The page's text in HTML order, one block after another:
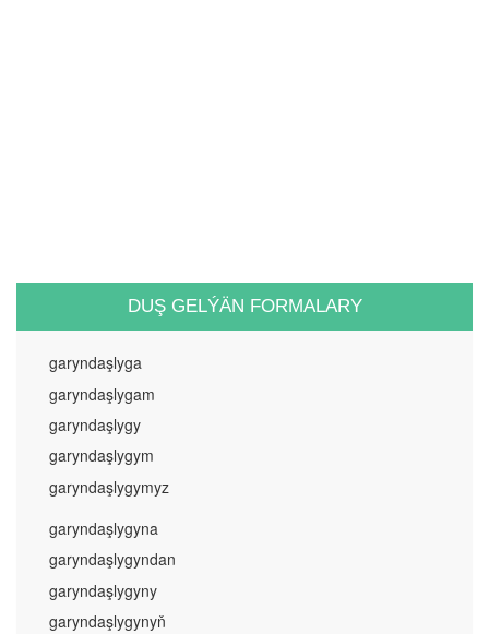
DUŞ GELÝÄN FORMALARY
garyndaşlyga
garyndaşlygam
garyndaşlygy
garyndaşlygym
garyndaşlygymyz
garyndaşlygyna
garyndaşlygyndan
garyndaşlygyny
garyndaşlygynyň